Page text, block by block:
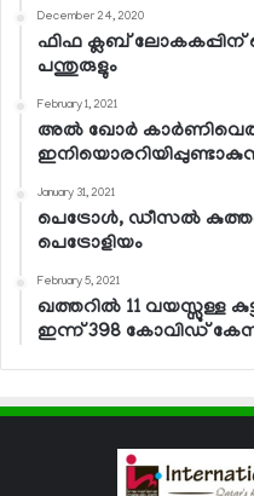
December 24, 2020
ഫിഫ ക്ലബ് ലോകകപ്പിന്
പന്തുരുളും
February 1, 2021
അല്‍ ഖോര്‍
January 31, 2021
പെട്രോള്‍, ഡീസല്‍
പെട്രോളിയം
February 5, 2021
ഖത്തറില്‍ 11 വയസ്സുള്ള
ഇന്ന് 398 കോവിഡ്